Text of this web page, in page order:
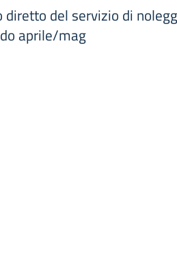
del servizio di
aprile/mag